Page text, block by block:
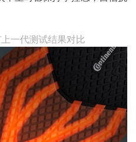
一代测试结果对比